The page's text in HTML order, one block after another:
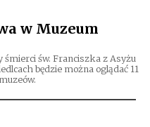
w Muzeum
śmierci św. Franciszka z Asyżu
będzie można oglądać 11